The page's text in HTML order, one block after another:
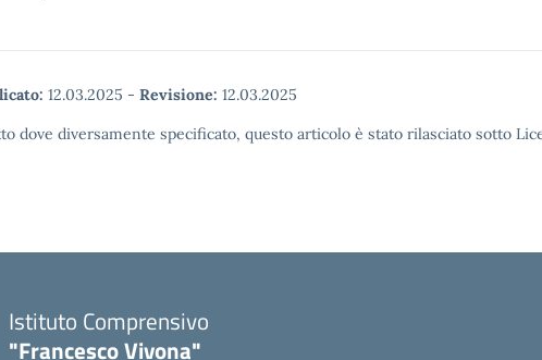
12.03.2025 - Revisione: 12.03.2025
dove diversamente specificato, questo articolo è stato rilasciato sotto
Istituto Comprensivo
"Francesco Vivona"